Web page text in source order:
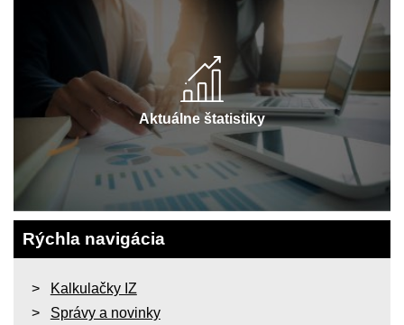
Aktuálne štatistiky
Rýchla navigácia
Kalkulačky IZ
Správy a novinky